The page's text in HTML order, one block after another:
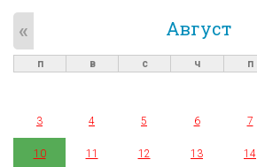
Август
«
п в с ч п
3 4 5 6 7
10 11 12 13 14